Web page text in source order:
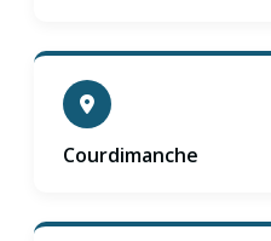
Courdimanche